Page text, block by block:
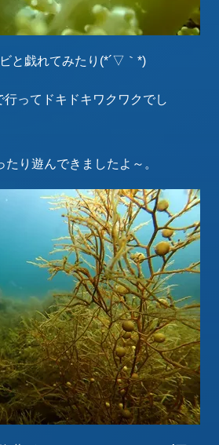
と戯れてみたり(*´▽｀*)
ってドキドキワクワクでし
り遊んできましたよ～。